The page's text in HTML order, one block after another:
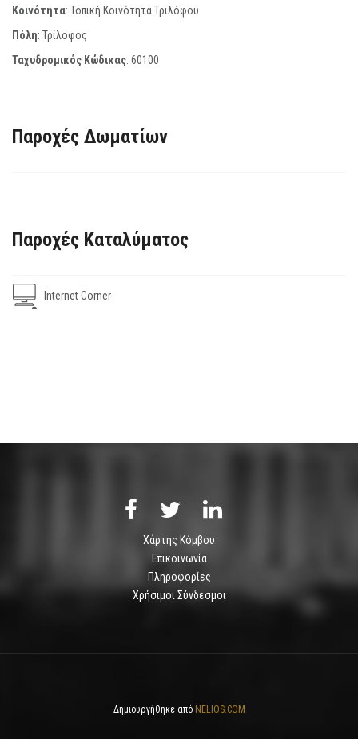
Κοινότητα: Τοπική Κοινότητα Τριλόφου
Πόλη: Τρίλοφος
Ταχυδρομικός Κώδικας: 60100
Παροχές Δωματίων
Παροχές Καταλύματος
Internet Corner
Χάρτης Κόμβου
Επικοινωνία
Πληροφορίες
Χρήσιμοι Σύνδεσμοι
Δημιουργήθηκε από NELIOS.COM